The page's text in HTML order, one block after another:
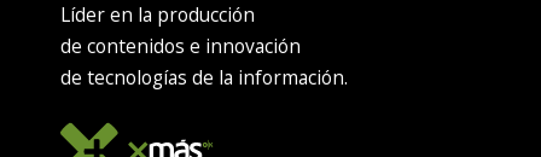
Líder en la producción
de contenidos e innovación
de tecnologías de la información.